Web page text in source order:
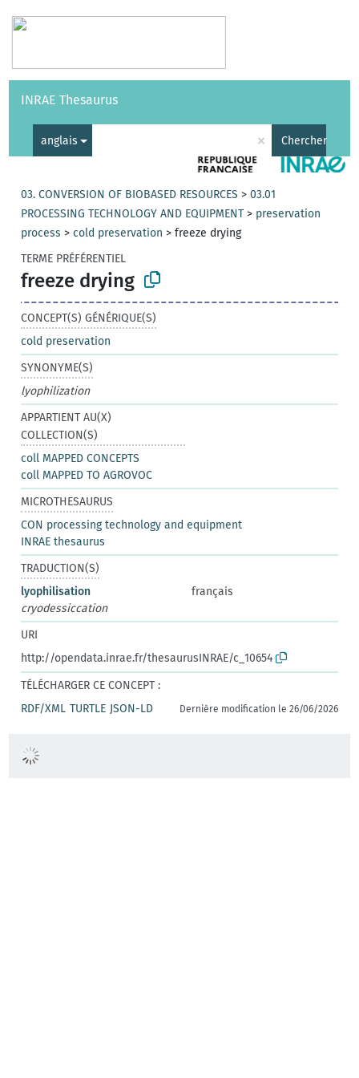
Vocabulaires API
INRAE Thesaurus
anglais × Chercher
03. CONVERSION OF BIOBASED RESOURCES >03.01
PROCESSING TECHNOLOGY AND EQUIPMENT > preservation
process >cold preservation >freeze drying
TERME PRÉFÉRENTIEL
freeze drying
CONCEPT(S) GÉNÉRIQUE(S)
cold preservation
SYNONYME(S)
lyophilization
APPARTIENT AU(X)
COLLECTION(S)
coll MAPPED CONCEPTS
coll MAPPED TO AGROVOC
MICROTHESAURUS
CON processing technology and equipment
INRAE thesaurus
TRADUCTION(S)
lyophilisation
français
cryodessiccation
URI
http://opendata.inrae.fr/thesaurusINRAE/c_10654
TÉLÉCHARGER CE CONCEPT :
RDF/XML TURTLE JSON-LD Dernière modification le 26/06/2026